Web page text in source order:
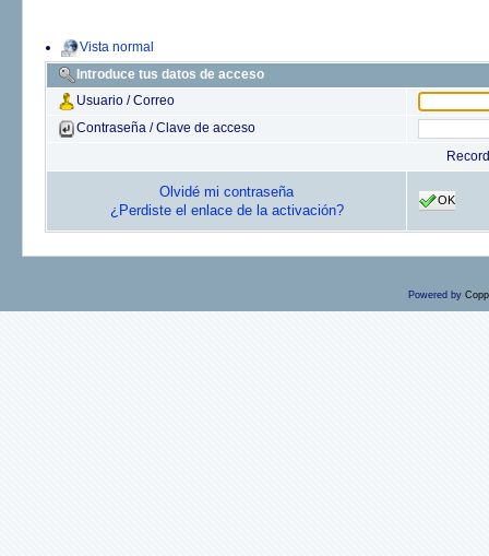
Vista normal
Introduce tus datos de acceso
Usuario / Correo
Contraseña / Clave de acceso
Olvidé mi contraseña
¿Perdiste el enlace de la activación?
OK
Powered by